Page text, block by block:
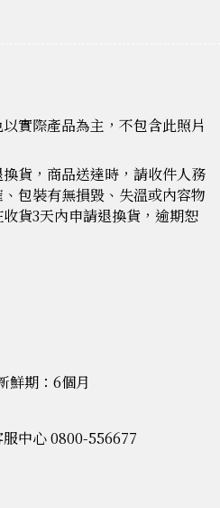
實際產品為主，不包含此照片
貨，商品送達時，請收件人務
包裝有無損毀、失溫或內容物
貨3天內申請退換貨，逾期恕
鮮期：6個月
中心 0800-556677